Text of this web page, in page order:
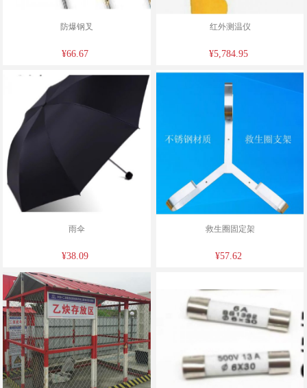
防爆钢叉
¥66.67
红外测温仪
¥5,784.95
雨伞
¥38.09
救生圈固定架
¥57.62